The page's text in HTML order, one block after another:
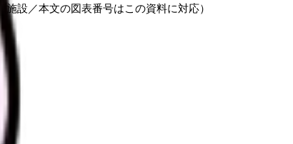
施設／本文の図表番号はこの資料に対応）